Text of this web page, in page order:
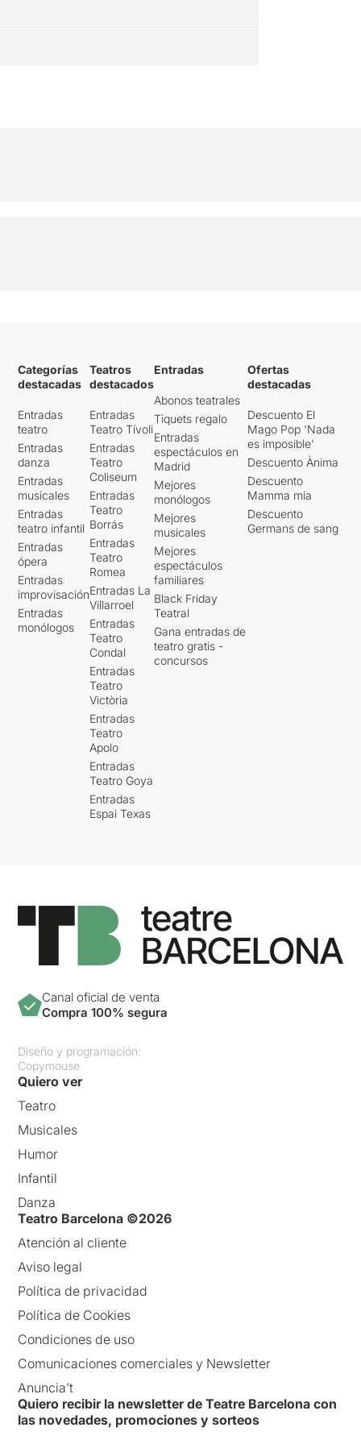
Categorías
destacadas
Entradas
teatro
Entradas
danza
Entradas
musicales
Entradas
teatro infantil
Entradas
ópera
Entradas
improvisación
Entradas
monólogos
Teatros
destacados
Entradas
Teatro Tívoli
Entradas
Teatro
Coliseum
Entradas
Teatro
Borrás
Entradas
Teatro
Romea
Entradas La
Villarroel
Entradas
Teatro
Condal
Entradas
Teatro
Victòria
Entradas
Teatro
Apolo
Entradas
Teatro Goya
Entradas
Espai Texas
Entradas
Abonos teatrales
Tiquets regalo
Entradas
espectáculos en
Madrid
Mejores
monólogos
Mejores
musicales
Mejores
espectáculos
familiares
Black Friday
Teatral
Gana entradas de
teatro gratis -
concursos
Ofertas
destacadas
Descuento El
Mago Pop 'Nada
es imposible'
Descuento Ànima
Descuento
Mamma mia
Descuento
Germans de sang
Canal oficial de venta
Compra 100% segura
Diseño y programación:
Copymouse
Quiero ver
Teatro
Musicales
Humor
Infantil
Danza
Teatro Barcelona ©2026
Atención al cliente
Aviso legal
Política de privacidad
Política de Cookies
Condiciones de uso
Comunicaciones comerciales y Newsletter
Anuncia’t
Quiero recibir la newsletter de Teatre Barcelona con
las novedades, promociones y sorteos